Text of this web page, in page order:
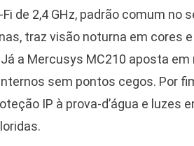
de 2,4 GHz, padrão comum
traz visão noturna em cores
a Mercusys MC210 aposta
sem pontos cegos. Por
IP à prova-d’água e